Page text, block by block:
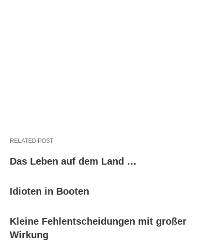
RELATED POST
Das Leben auf dem Land …
Idioten in Booten
Kleine Fehlentscheidungen mit großer
Wirkung